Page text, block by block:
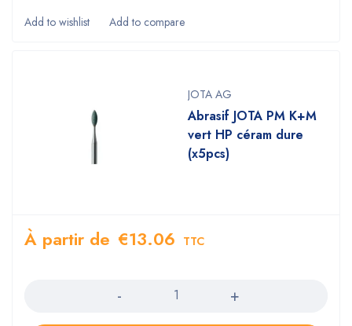
JOTA AG
Abrasif JOTA PM K+M
vert HP céram dure
(x5pcs)
À partir de €13.06 TTC